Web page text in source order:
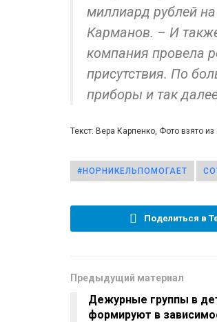
миллиард рублей
Карманов. – И
компания провела
присутствия. По
приборы и так
Текст: Вера Карпенко, Фото взято
#НОРНИКЕЛЬПОМОГАЕТ
Поделиться в
Предыдущий материал
Дежурные группы в
формируют в